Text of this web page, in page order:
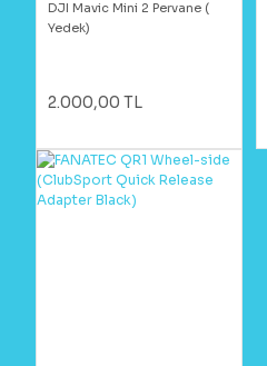
DJI Mavic Mini 2 Pervane (
Yedek)
2.000,00 TL